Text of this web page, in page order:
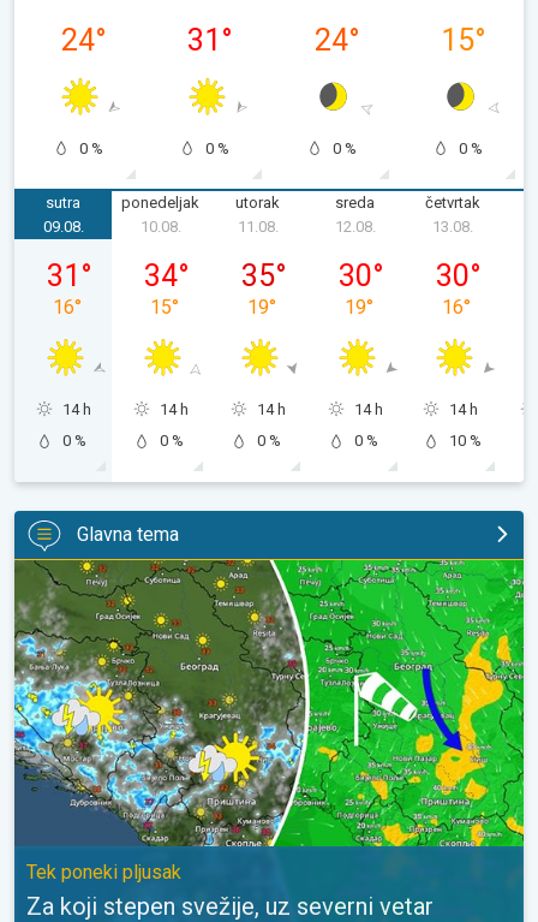
24°
0 %
31 °
0 %
24°
0 %
15°
0 %
sutra
nedelja, 09. 08.
09.08.
31 °
16°
14 h
0 %
ponedeljak
10.08.
34°
15°
14 h
0 %
utorak
11.08.
35°
19°
14 h
0 %
sreda
12.08.
30°
19°
14 h
0 %
četvrtak
13.08.
30°
16°
14 h
10 %
Glavna tema
Za koji stepen svežije, uz severni vetar. Tek poneki pljusak. . .
Tek poneki pljusak
Za koji stepen svežije, uz severni vetar